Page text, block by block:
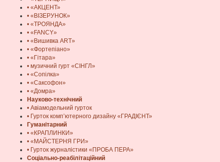
• «АКЦЕНТ»
• «ВІЗЕРУНОК»
• «ТРОЯНДА»
• «FANCY»
• «Вишивка ART»
• «Фортепіано»
• «Гітара»
• музичний гурт «СІНГЛ»
• «Сопілка»
• «Саксофон»
• «Домра»
Науково-технічний
• Авіамодельний гурток
• Гурток комп’ютерного дизайну «ГРАДІЄНТ»
Гуманітарний
• «КРАПЛИНКИ»
• «МАЙСТЕРНЯ ГРИ»
• Гурток журналістики «ПРОБА ПЕРА»
Соціально-реабілітаційний